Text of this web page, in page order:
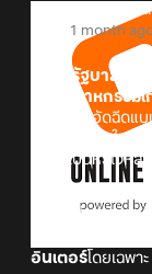
Online
1 month
งานนี้รัฐบาลญี่ปุ่
ดันอุตสาหกรรมเ
เงินลงทุนอัดฉีดแ
ภายในสิ้
กลายเป็นหัวใจห
หลังจากที่ก่อนหน้
เมื่อวันที่ 23 มิถุน
เตรียมตั้งองค์กร
อินเตอร์โดยเฉพาะ